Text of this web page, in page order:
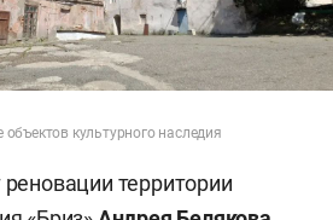
культурного наследия
территории